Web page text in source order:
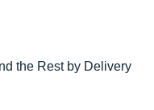
the Rest by Delivery